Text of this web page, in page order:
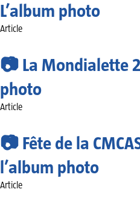
L’album photo
Article
📷 La Mondialette
photo
Article
📷 Fête de la
l’album photo
Article